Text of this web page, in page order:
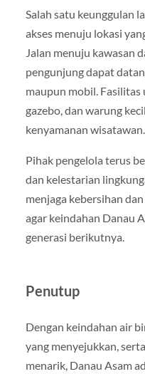
Salah satu keunggulan
akses menuju lokasi
Jalan menuju kawasan
pengunjung dapat
maupun mobil. Fasilitas
gazebo, dan warung
kenyamanan wisatawan.
Pihak pengelola terus
dan kelestarian
menjaga kebersihan
agar keindahan Danau
generasi berikutnya.
Penutup
Dengan keindahan air
yang menyejukkan,
menarik, Danau Asam